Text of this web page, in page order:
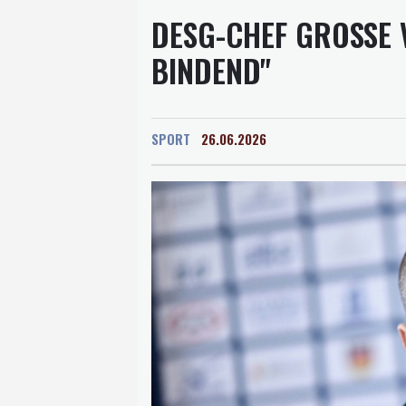
DESG-CHEF GROSSE
NDEND"
SPORT 26.06.2026